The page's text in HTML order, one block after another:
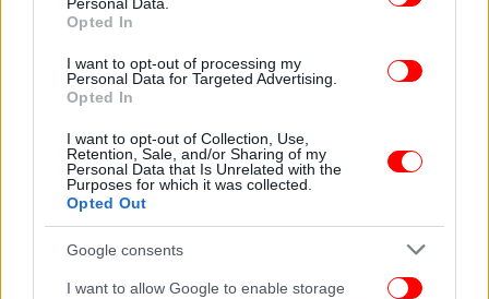
Opted In
I want to opt-out of processing my
Personal Data for Targeted Advertising.
Opted In
I want to opt-out of Collection, Use,
Retention, Sale, and/or Sharing of my
Personal Data that Is Unrelated with the
Purposes for which it was collected.
Opted Out
Google consents
I want to allow Google to enable storage
Ο κ. Στουρνάρας αναφέρθηκε στις πρωτοβουλίες
που έχει αναλάβει η Κυβέρνηση για την άμβλυνση
του στεγαστικού προβλήματος όπως τα
επιδοτούμενα στεγαστικά δάνεια και η ενίσχυση
της κοινωνικής στέγης, ωστόσο όπως είπε «οι
πολιτικές αυτές χρειάζονται χρόνο για να
αποδώσουν και οι πιέσεις στην προσιτότητα της
στέγασης είναι πιθανό να συνεχιστούν